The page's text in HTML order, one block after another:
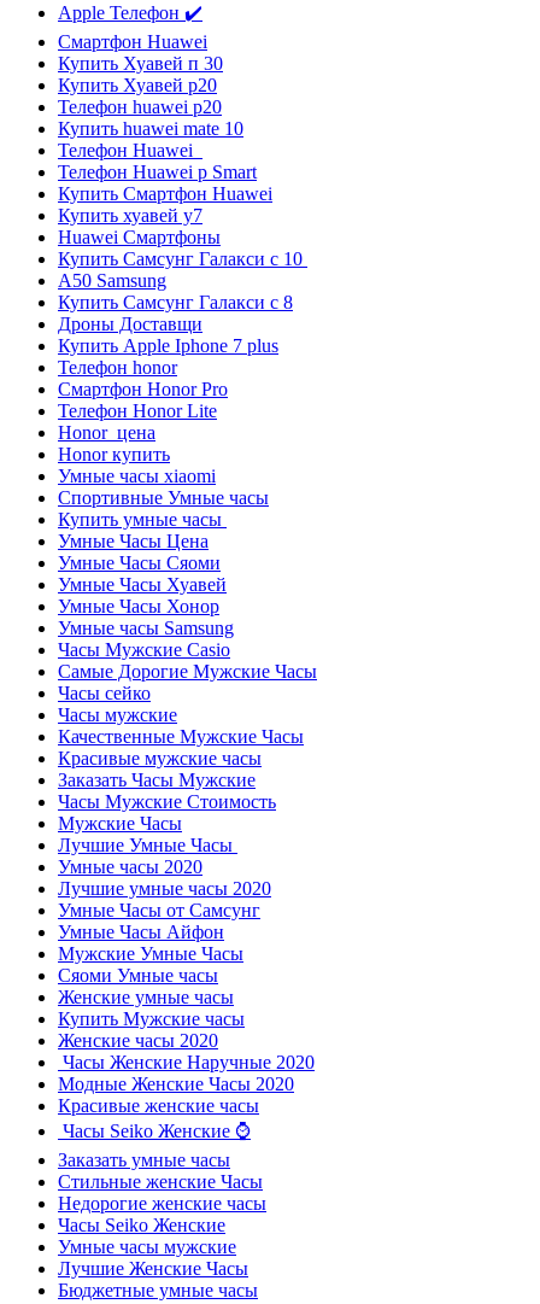
Apple Телефон ✔️
Смартфон Huawei
Купить Хуавей п 30
Купить Хуавей р20
Телефон huawei p20
Купить huawei mate 10
Телефон Huawei
Телефон Huawei p Smart
Купить Смартфон Huawei
Купить хуавей у7
Huawei Смартфоны
Купить Самсунг Галакси с 10
A50 Samsung
Купить Самсунг Галакси с 8
Дроны Доставщи
Купить Apple Iphone 7 plus
Телефон honor
Смартфон Honor Pro
Телефон Honor Lite
Honor цена
Honor купить
Умные часы xiaomi
Спортивные Умные часы
Купить умные часы
Умные Часы Цена
Умные Часы Сяоми
Умные Часы Хуавей
Умные Часы Хонор
Умные часы Samsung
Часы Мужские Casio
Самые Дорогие Мужские Часы
Часы сейко
Часы мужские
Качественные Мужские Часы
Красивые мужские часы
Заказать Часы Мужские
Часы Мужские Стоимость
Мужские Часы
Лучшие Умные Часы
Умные часы 2020
Лучшие умные часы 2020
Умные Часы от Самсунг
Умные Часы Айфон
Мужские Умные Часы
Cяоми Умные часы
Женские умные часы
Купить Мужские часы
Женские часы 2020
Часы Женские Наручные 2020
Модные Женские Часы 2020
Красивые женские часы
Часы Seiko Женские ⌚
Заказать умные часы
Стильные женские Часы
Недорогие женские часы
Часы Seiko Женские
Умные часы мужские
Лучшие Женские Часы
Бюджетные умные часы